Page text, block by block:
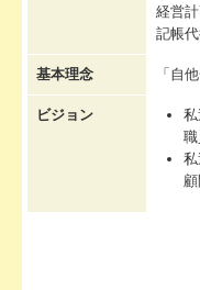
経営
記帳
基本理念 「自
ビジョン